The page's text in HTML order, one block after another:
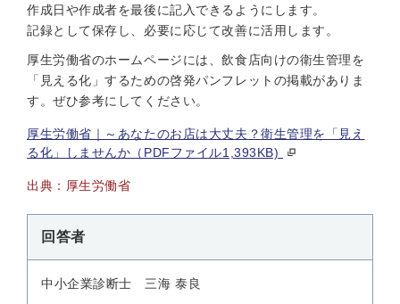
作成日や作成者を最後に記入できるようにします。
記録として保存し、必要に応じて改善に活用します。
厚生労働省のホームページには、飲食店向けの衛生管理を
「見える化」するための啓発パンフレットの掲載がありま
す。ぜひ参考にしてください。
厚生労働省｜～あなたのお店は大丈夫？衛生管理を「見え
る化」しませんか（PDFファイル1,393KB)
出典：厚生労働省
回答者
中小企業診断士 三海 泰良